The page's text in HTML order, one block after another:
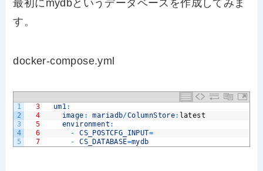
最初にmydbというデータベースを作成してみま
す。
docker-compose.yml
1
2
3
4
5
3 um1:
4
image : mariadb/ColumnStore: latest
5
environment :
6
- CS_POSTCFG_INPUT=
7
- CS_DATABASE=mydb